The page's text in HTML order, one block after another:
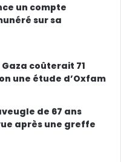
un compte
sur sa
coûterait 71
une étude d’Oxfam
de 67 ans
après une greffe